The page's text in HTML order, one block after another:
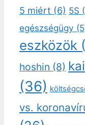
5 miért (6) 5S
egészségügy
eszközök
hoshin (8)
(36)
vs.